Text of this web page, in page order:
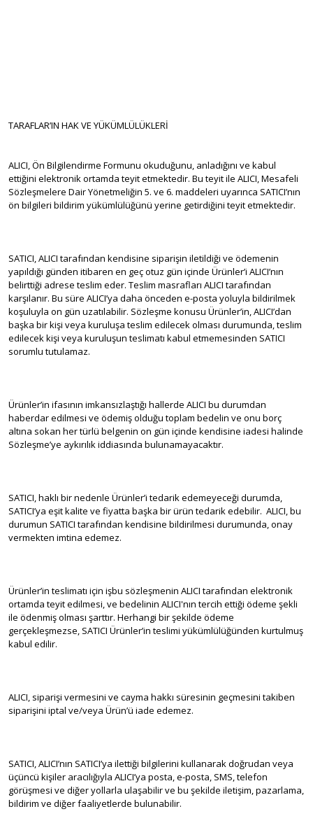
TARAFLAR’IN HAK VE YÜKÜMLÜLÜKLERİ
ALICI, Ön Bilgilendirme Formunu okuduğunu, anladığını ve kabul
ettiğini elektronik ortamda teyit etmektedir. Bu teyit ile ALICI, Mesafeli
Sözleşmelere Dair Yönetmeliğin 5. ve 6. maddeleri uyarınca SATICI’nın
ön bilgileri bildirim yükümlülüğünü yerine getirdiğini teyit etmektedir.
SATICI, ALICI tarafından kendisine siparişin iletildiği ve ödemenin
yapıldığı günden itibaren en geç otuz gün içinde Ürünler’i ALICI’nın
belirttiği adrese teslim eder. Teslim masrafları ALICI tarafından
karşılanır. Bu süre ALICI’ya daha önceden e-posta yoluyla bildirilmek
koşuluyla on gün uzatılabilir. Sözleşme konusu Ürünler’in, ALICI’dan
başka bir kişi veya kuruluşa teslim edilecek olması durumunda, teslim
edilecek kişi veya kuruluşun teslimatı kabul etmemesinden SATICI
sorumlu tutulamaz.
Ürünler’in ifasının imkansızlaştığı hallerde ALICI bu durumdan
haberdar edilmesi ve ödemiş olduğu toplam bedelin ve onu borç
altına sokan her türlü belgenin on gün içinde kendisine iadesi halinde
Sözleşme’ye aykırılık iddiasında bulunamayacaktır.
SATICI, haklı bir nedenle Ürünler’i tedarik edemeyeceği durumda,
SATICI’ya eşit kalite ve fiyatta başka bir ürün tedarik edebilir. ALICI, bu
durumun SATICI tarafından kendisine bildirilmesi durumunda, onay
vermekten imtina edemez.
Ürünler’in teslimatı için işbu sözleşmenin ALICI tarafından elektronik
ortamda teyit edilmesi, ve bedelinin ALICI'nın tercih ettiği ödeme şekli
ile ödenmiş olması şarttır. Herhangi bir şekilde ödeme
gerçekleşmezse, SATICI Ürünler’in teslimi yükümlülüğünden kurtulmuş
kabul edilir.
ALICI, siparişi vermesini ve cayma hakkı süresinin geçmesini takiben
siparişini iptal ve/veya Ürün’ü iade edemez.
SATICI, ALICI’nın SATICI’ya ilettiği bilgilerini kullanarak doğrudan veya
üçüncü kişiler aracılığıyla ALICI’ya posta, e-posta, SMS, telefon
görüşmesi ve diğer yollarla ulaşabilir ve bu şekilde iletişim, pazarlama,
bildirim ve diğer faaliyetlerde bulunabilir.